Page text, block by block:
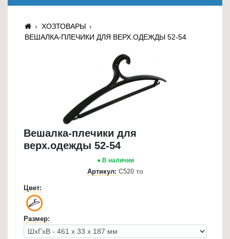
ХОЗТОВАРЫ
ВЕШАЛКА-ПЛЕЧИКИ ДЛЯ ВЕРХ.ОДЕЖДЫ 52-54
Вешалка-плечики для
верх.одежды 52-54
● В наличии
Артикул: С520 то
Цвет:
Размер:
для
Туризм
Посуда
товары
для
кухни